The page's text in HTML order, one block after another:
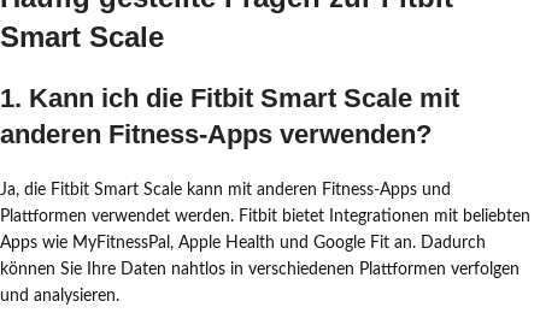
Smart Scale
1. Kann ich die Fitbit Smart Scale mit
anderen Fitness-Apps verwenden?
Ja, die Fitbit Smart Scale kann mit anderen Fitness-Apps und
Plattformen verwendet werden. Fitbit bietet Integrationen mit beliebten
Apps wie MyFitnessPal, Apple Health und Google Fit an. Dadurch
können Sie Ihre Daten nahtlos in verschiedenen Plattformen verfolgen
und analysieren.